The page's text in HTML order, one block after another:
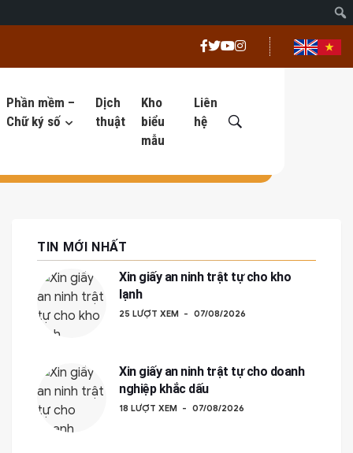
Phần mềm –
Chữ ký số
Dịch
thuật
Kho
biểu
mẫu
Liên
hệ
TIN MỚI NHẤT
Xin giấy an ninh trật tự cho kho
lạnh
25 LƯỢT XEM 07/08/2026
Xin giấy an ninh trật tự cho doanh
nghiệp khắc dấu
18 LƯỢT XEM 07/08/2026